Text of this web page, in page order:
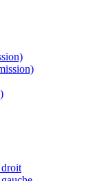
droit